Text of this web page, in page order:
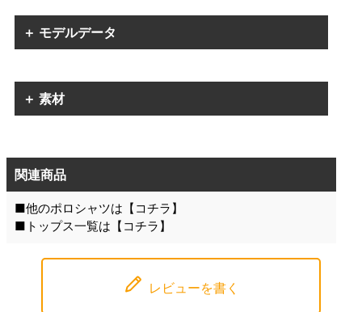
＋ モデルデータ
＋ 素材
関連商品
■他のポロシャツは【 コチラ 】
■トップス一覧は【 コチラ 】
レビューを書く